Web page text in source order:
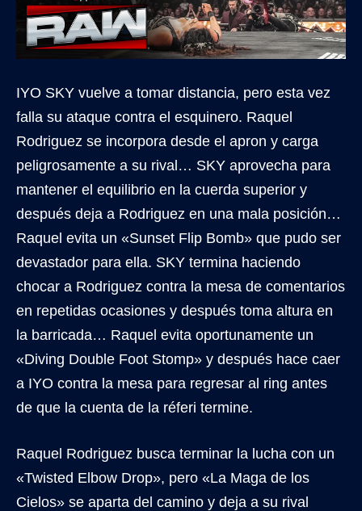
IYO SKY vuelve a tomar distancia, pero esta vez
falla su ataque contra el esquinero. Raquel
Rodriguez se incorpora desde el apron y carga
peligrosamente a su rival… SKY aprovecha para
mantener el equilibrio en la cuerda superior y
después deja a Rodriguez en una mala posición…
Raquel evita un «Sunset Flip Bomb» que pudo ser
devastador para ella. SKY termina haciendo
chocar a Rodriguez contra la mesa de comentarios
en repetidas ocasiones y después toma altura en
la barricada… Raquel evita oportunamente un
«Diving Double Foot Stomp» y después hace caer
a IYO contra la mesa para regresar al ring antes
de que la cuenta de la réferi termine.
Raquel Rodriguez busca terminar la lucha con un
«Twisted Elbow Drop», pero «La Maga de los
Cielos» se aparta del camino y deja a su rival